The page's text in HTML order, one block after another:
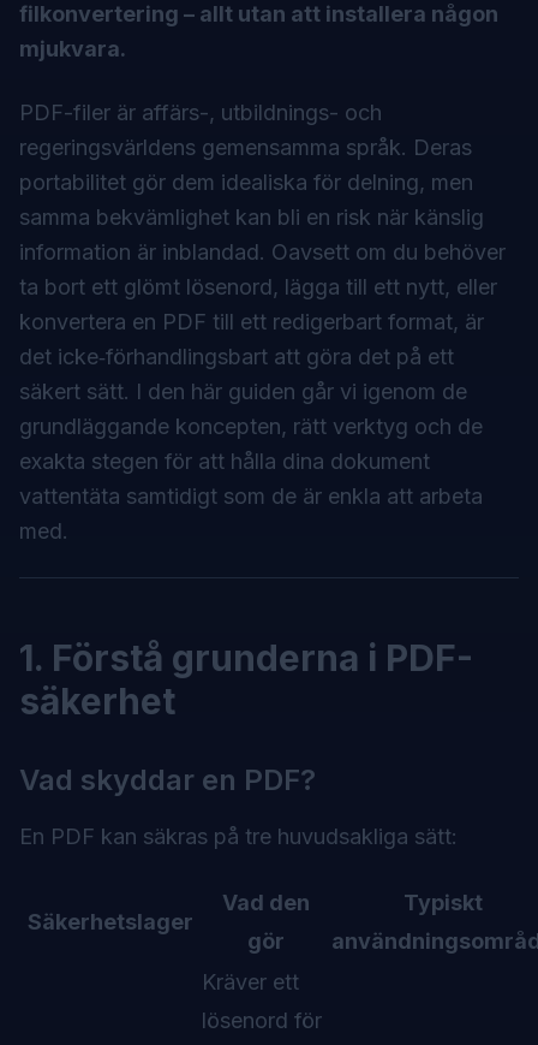
filkonvertering – allt utan att installera någon
mjukvara.
PDF-filer är affärs-, utbildnings- och
regeringsvärldens gemensamma språk. Deras
portabilitet gör dem idealiska för delning, men
samma bekvämlighet kan bli en risk när känslig
information är inblandad. Oavsett om du behöver
ta bort ett glömt lösenord, lägga till ett nytt, eller
konvertera en PDF till ett redigerbart format, är
det icke‑förhandlingsbart att göra det på ett
säkert sätt. I den här guiden går vi igenom de
grundläggande koncepten, rätt verktyg och de
exakta stegen för att hålla dina dokument
vattentäta samtidigt som de är enkla att arbeta
med.
1. Förstå grunderna i PDF-
säkerhet
Vad skyddar en PDF?
En PDF kan säkras på tre huvudsakliga sätt:
Säkerhetslager
Vad den
gör
Typiskt
Kräver ett
lösenord för